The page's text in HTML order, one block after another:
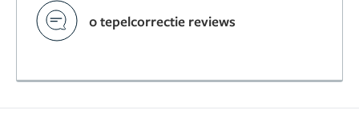
0 tepelcorrectie reviews